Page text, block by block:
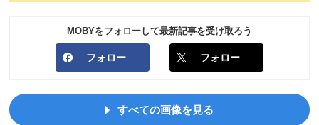
MOBYをフォローして最新記事を受け取ろう
フォロー フォロー
すべての画像を見る